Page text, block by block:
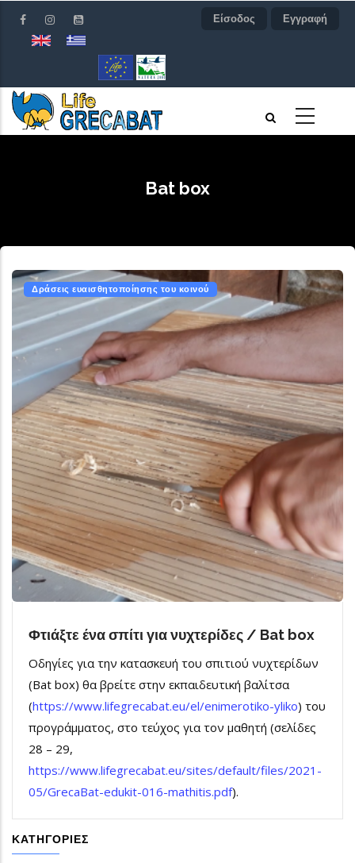
προς
περιεχόμενο
Είσοδος Εγγραφή
Bat box
Δράσεις ευαισθητοποίησης του κοινού
Φτιάξτε ένα σπίτι για νυχτερίδες / Bat box
Οδηγίες για την κατασκευή του σπιτιού νυχτερίδων
(Bat box) θα βρείτε στην εκπαιδευτική βαλίτσα
(https://www.lifegrecabat.eu/el/enimerotiko-yliko) του
προγράμματος, στο τεύχος για τον μαθητή (σελίδες
28 – 29,
https://www.lifegrecabat.eu/sites/default/files/2021-
05/GrecaBat-edukit-016-mathitis.pdf).
ΚΑΤΗΓΟΡΊΕΣ